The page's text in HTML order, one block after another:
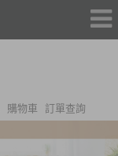
購物車 訂單查詢